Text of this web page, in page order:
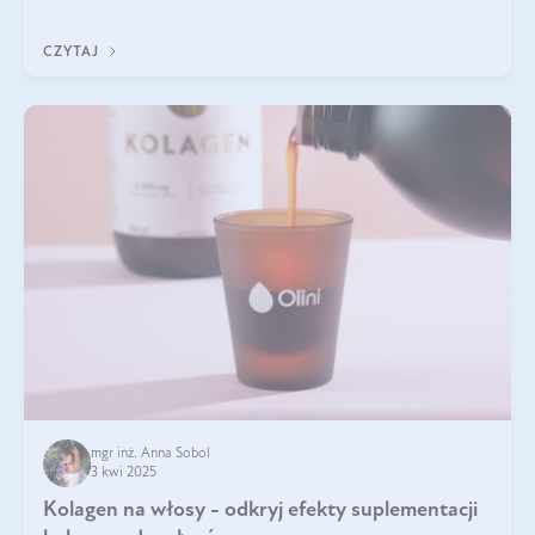
CZYTAJ
mgr inż. Anna Sobol
3 kwi 2025
Kolagen na włosy - odkryj efekty suplementacji